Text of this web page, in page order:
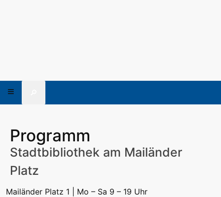
Programm
Stadtbibliothek am Mailänder
Platz
Mailänder Platz 1 | Mo – Sa 9 – 19 Uhr